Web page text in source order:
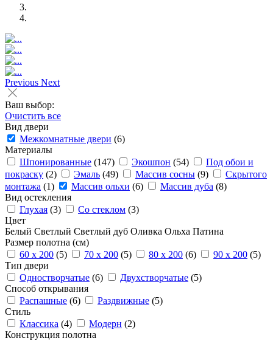
Previous Next
Ваш выбор:
Очистить все
Вид двери
Межкомнатные двери (6)
Материалы
Шпонированные (147) Экошпон (54)
Под обои и
покраску (2) Эмаль (49) Массив сосны (9)
Скрытого
монтажа (1) Массив ольхи (6) Массив дуба (8)
Вид остекления
Глухая (3) Со стеклом (3)
Цвет
Белый Светлый Светлый дуб Оливка Ольха Патина
Размер полотна (см)
60 x 200 (5) 70 x 200 (5) 80 x 200 (6) 90 x 200 (5)
Тип двери
Одностворчатые (6) Двухстворчатые (5)
Способ открывания
Распашные (6) Раздвижные (5)
Стиль
Классика (4) Модерн (2)
Конструкция полотна